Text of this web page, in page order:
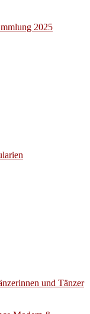
2025
und Tänzer